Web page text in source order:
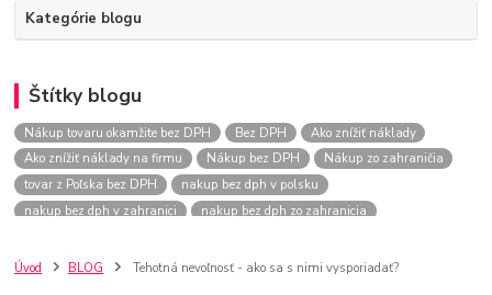
Kategórie blogu
Štítky blogu
Nákup tovaru okamžite bez DPH Bez DPH
Ako znížiť náklady
Ako znížiť náklady na firmu
Nákup bez DPH
Nákup zo zahraničia
tovar z Poľska bez DPH
nakup bez dph v polsku
nakup bez dph v zahranici
nakup bez dph zo zahranicia
szco nakup bez dph
Smart hodinky pre deti
Úvod BLOG Tehotná nevoľnosť - ako sa s nimi vysporiadať?